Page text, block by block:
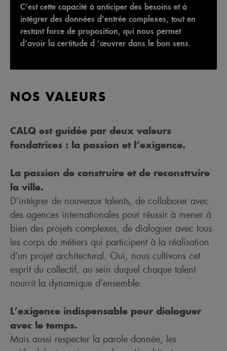
C’est cette capacité à anticiper des besoins et à
intégrer des données d’entrée complexes, tout en
restant force de proposition, qui nous permet
d’avoir la certitude d ’œuvrer dans le bon sens.
NOS VALEURS
CALQ est guidée par deux valeurs
fondatrices : la passion et l’exigence.
La passion de construire et de reconstruire
la ville.
D’intégrer de nouveaux talents, de collaborer avec
des agences internationales pour réussir à mener à
bien des projets complexes, de dialoguer avec tous
les corps de métiers qui participent à la réalisation
d’un projet architectural. Oui, nous cultivons cet
esprit du collectif, au sein duquel chaque talent
nourrit la dynamique d’ensemble.
L’exigence indispensable pour dialoguer
avec le temps.
Mais aussi respecter la parole donnée, les